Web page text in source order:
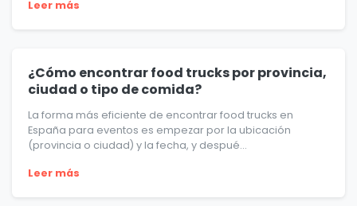
Leer más
¿Cómo encontrar food trucks por provincia,
ciudad o tipo de comida?
La forma más eficiente de encontrar food trucks en
España para eventos es empezar por la ubicación
(provincia o ciudad) y la fecha, y despué...
Leer más